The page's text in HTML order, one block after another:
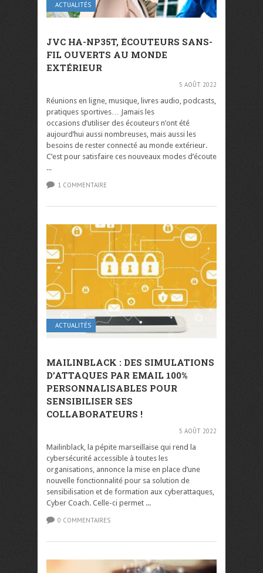
ACTUALITÉS
JVC HA-NP35T, ÉCOUTEURS SANS-
FIL OUVERTS AU MONDE
EXTÉRIEUR
5 AOÛT 2022
Réunions en ligne, musique, livres audio, podcasts,
pratiques sportives… Jamais les
occasions d’utiliser des écouteurs n’ont été
aujourd’hui aussi nombreuses, mais aussi les
besoins de rester connecté au monde extérieur.
C’est pour satisfaire ces nouveaux modes d’écoute
...
1 COMMENTAIRE
ACTUALITÉS
MAILINBLACK : DES SIMULATIONS
D’ATTAQUES PAR EMAIL 100%
PERSONNALISABLES POUR
SENSIBILISER SES
COLLABORATEURS !
5 AOÛT 2022
Mailinblack, la pépite marseillaise qui rend la
cybersécurité accessible à toutes les
organisations, annonce la mise en place d’une
nouvelle fonctionnalité pour sa solution de
sensibilisation et de formation aux cyberattaques,
Cyber Coach. Celle-ci permet ...
0 COMMENTAIRES